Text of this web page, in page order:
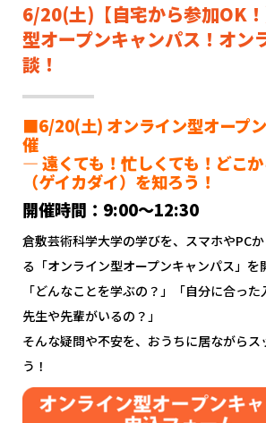
6/20(土)【自宅から参加OK
型オープンキャンパス！オン
談！
■6/20(土) オンライン型オープ
催
― 遠くても！忙しくても！どこ
（ゲイカダイ）を知ろう！
開催時間：9:00〜12:30
倉敷芸術科学大学の学びを、スマホやPC
る「オンライン型オープンキャンパス」を
「どんなことを学ぶの？」「自分に合っ
先生や先輩がいるの？」
そんな疑問や不安を、おうちに居ながらス
う！